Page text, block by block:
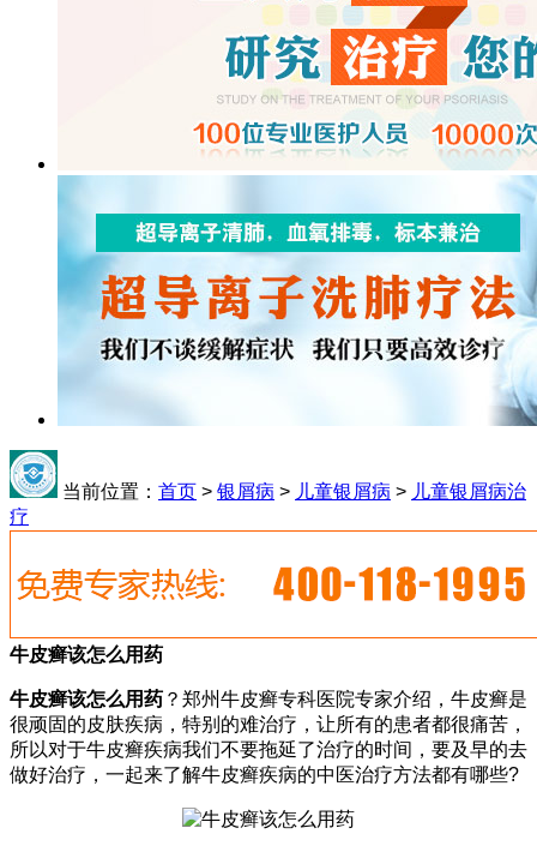
当前位置： 首页 > 银屑病 > 儿童银屑病 > 儿童银屑病治
疗
牛皮癣该怎么用药
牛皮癣该怎么用药 ？郑州牛皮癣专科医院专家介绍，牛皮癣是
很顽固的皮肤疾病，特别的难治疗，让所有的患者都很痛苦，
所以对于牛皮癣疾病我们不要拖延了治疗的时间，要及早的去
做好治疗，一起来了解牛皮癣疾病的中医治疗方法都有哪些?